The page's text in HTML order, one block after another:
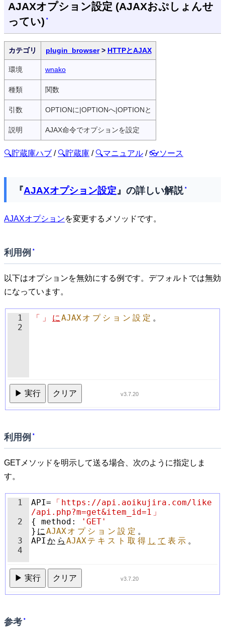
AJAXオプション設定 (AJAXおぷしょんせ
ってい) *
カテゴリ plugin_browser> HTTPとAJAX
環境 wnako
種類 関数
引数 OPTIONに|OPTIONへ|OPTIONと
説明 AJAX命令でオプションを設定
🔍貯蔵庫ハブ / 🔍貯蔵庫 / 🔍マニュアル /👓ソース
『AJAXオプション設定』の詳しい解説 *
AJAXオプションを変更するメソッドです。
利用例 *
以下はオプションを無効にする例です。デフォルトでは無効
になっています。
1
2
「 」 にAJAXオ プ シ ョ ン 設 定 。
▶ 実行 クリア v3.7.20
利用例 *
GETメソッドを明示して送る場合、次のように指定しま
す。
1
2
3
4
API= 「 https://api.aoikujira.com/like
/api.php?m=get&item_id=1 」
{
method :
'GET'
} にAJAXオ プ シ ョ ン 設 定 。
API か ら AJAXテ キ ス ト 取 得 し て 表 示 。
▶ 実行 クリア v3.7.20
参考 *